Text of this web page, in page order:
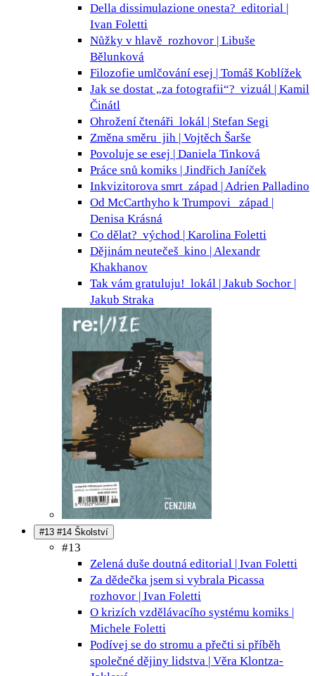
Della dissimulazione onesta? editorial |
Ivan Foletti
Nůžky v hlavě rozhovor | Libuše
Bělunková
Filozofie umlčování esej | Tomáš Koblížek
Jak se dostat „za fotografii“? vizuál | Kamil
Činátl
Ohrožení čtenáři lokál | Stefan Segi
Změna směru jih | Vojtěch Šarše
Povoluje se esej | Daniela Tinková
Práce snů komiks | Jindřich Janíček
Inkvizitorova smrt západ | Adrien Palladino
Od McCarthyho k Trumpovi
západ |
Denisa Krásná
Co dělat? východ | Karolina Foletti
Dějinám neutečeš kino | Alexandr
Khakhanov
Tak vám gratuluju! lokál | Jakub Sochor |
Jakub Straka
#13 #14 Školství
#13
Zelená duše doutná editorial | Ivan Foletti
Za dědečka jsem si vybrala Picassa
rozhovor | Ivan Foletti
O krizích vzdělávacího systému komiks |
Michele Foletti
Podívej se do stromu a přečti si příběh
společné dějiny lidstva | Věra Klontza-